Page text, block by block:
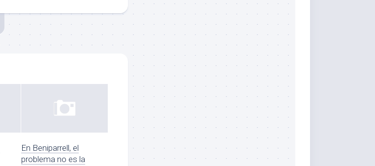
En Beniparrell, el
problema no es la